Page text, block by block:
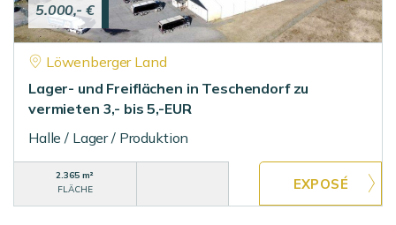
5.000,- €
Löwenberger Land
Lager- und Freiflächen in Teschendorf zu
vermieten 3,- bis 5,-EUR
Halle / Lager / Produktion
2.365 m²
FLÄCHE